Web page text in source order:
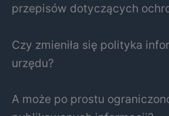
przepisów dotyczących
Czy zmieniła się polityka
urzędu?
A może po prostu